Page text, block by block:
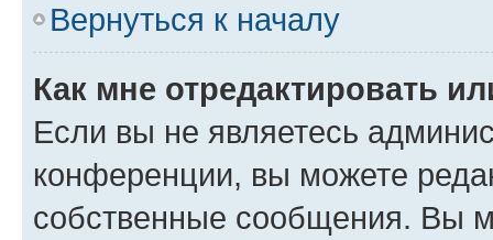
Вернуться к началу
Как мне отредактировать
Если вы не являетесь
конференции, вы можете
собственные сообщения. Вы